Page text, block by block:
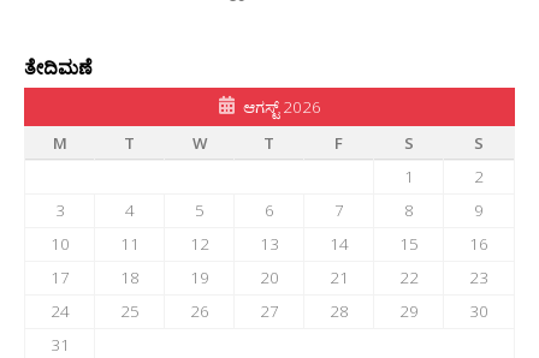
ತೇದಿಮಣೆ
ಆಗಸ್ಟ್ 2026
M
T W T F S
S
1
2
3
4 5 6 7 8
9
10
11 12 13 14 15
16
17
18 19 20 21 22
23
24
25 26 27 28 29
30
31